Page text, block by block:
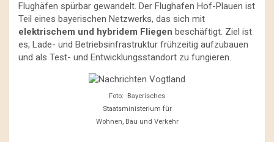
Flughäfen spürbar gewandelt. Der Flughafen Hof-Plauen ist
Teil eines bayerischen Netzwerks, das sich mit
elektrischem und hybridem Fliegen beschäftigt. Ziel ist
es, Lade- und Betriebsinfrastruktur frühzeitig aufzubauen
und als Test- und Entwicklungsstandort zu fungieren.
Foto: Bayerisches
Staatsministerium für
Wohnen, Bau und Verkehr